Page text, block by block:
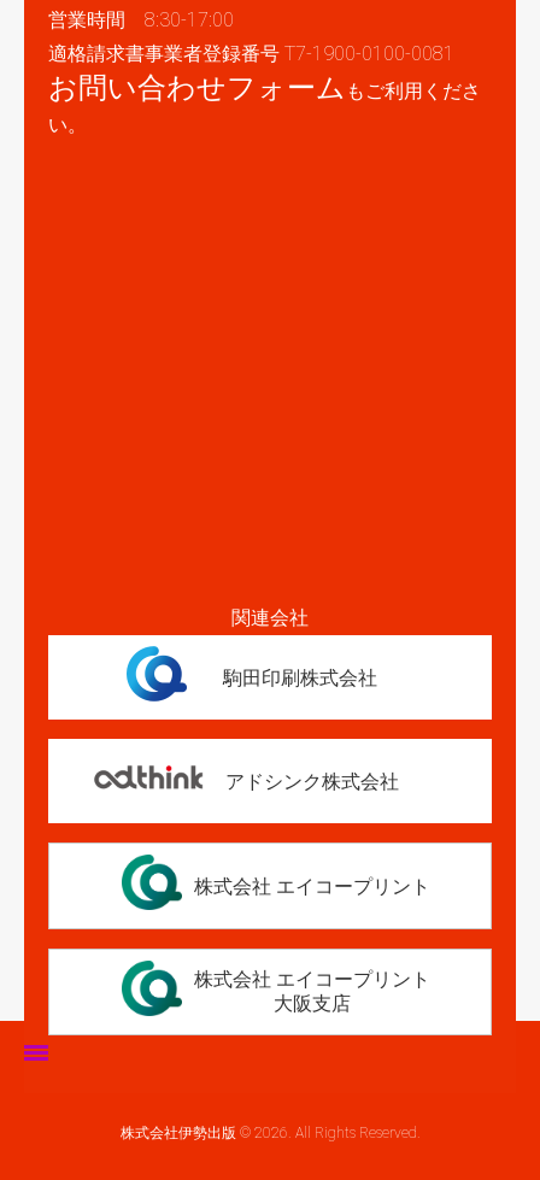
営業時間 8:30-17:00
適格請求書事業者登録番号 T7-1900-0100-0081
お問い合わせフォーム もご利用くださ
い。
関連会社
駒田印刷株式会社
アドシンク株式会社
株式会社 エイコープリント
株式会社 エイコープリント
大阪支店
株式会社伊勢出版 © 2026. All Rights Reserved.